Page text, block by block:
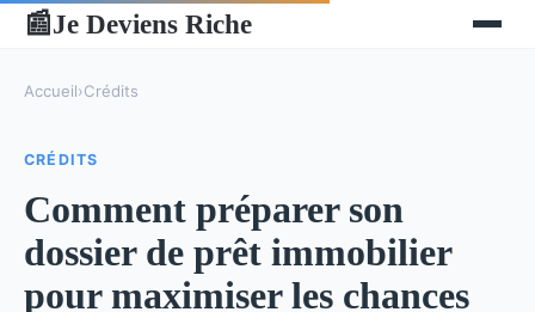
📰Je Deviens Riche
Accueil›Crédits
CRÉDITS
Comment préparer son
dossier de prêt immobilier
pour maximiser les chances